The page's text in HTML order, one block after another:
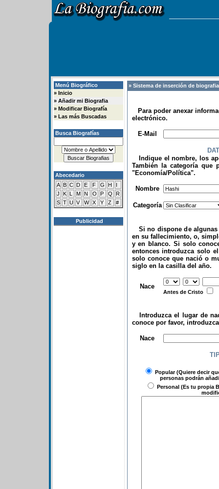
Menú Biográfico
» Inicio
» Añadir mi Biografia
» Modificar Biografía
» Las más Buscadas
Busca Biografías
Abecedario
A B C D E F G H
I
J
K L M N O P Q
R
S T U V W X Y Z #
Publicidad
» Sistema de inserción de
Para poder anexar
electrónico.
E-Mail
Indique el nombre, los
También la categoría que
"Economía/Política".
Nombre
Categoría
Si no dispone de algunas
en su fallecimiento, o,
y en blanco. Si solo
entonces introduzca solo
solo conoce que nació o
siglo en la casilla del año.
Nace
Antes de Cristo
Introduzca el lugar de
conoce por favor,
Nace
Popular(Quiere decir
personas podrán
Personal (Es tu propia